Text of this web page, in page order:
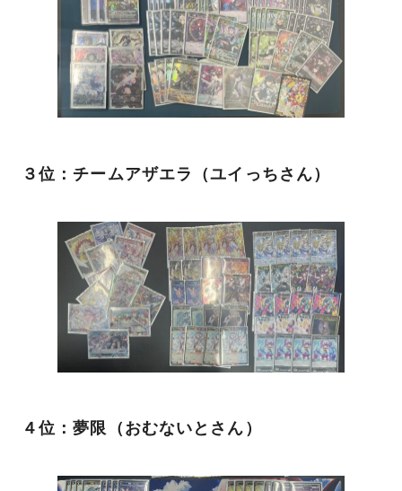
３位：チームアザエラ（ユイっちさん）
４位：夢限（おむないとさん）